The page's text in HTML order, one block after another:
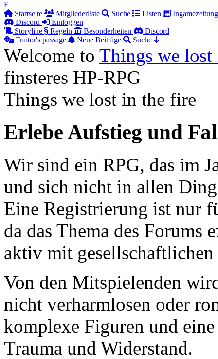
F
Startseite
Mitgliederliste Suche Listen
Ingamezeitung
Discord
Einloggen
Storyline
Regeln Besonderheiten
Discord
Traitor's passage
Neue Beiträge Suche
Welcome to Things we
finsteres HP-RPG
Things we lost in the fire
Erlebe Aufstieg und
Wir sind ein RPG, das im
und sich nicht in allen
Eine Registrierung ist nur
da das Thema des Forums
aktiv mit
Von den Mitspielenden
nicht verharmlosen oder
komplexe Figuren und
Trauma und Widerstand.